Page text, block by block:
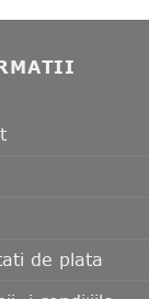
de plata